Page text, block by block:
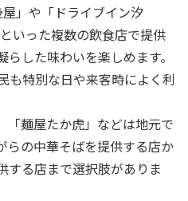
」や「ドライブイン汐
いった複数の飲食店で提供
した味わいを楽しめます。
も特別な日や来客時によく利
「麺屋たか虎」などは地元で
らの中華そばを提供する店か
する店まで選択肢がありま